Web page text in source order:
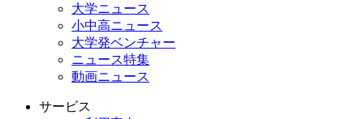
大学ニュース
小中高ニュース
大学発ベンチャー
ニュース特集
動画ニュース
サービス